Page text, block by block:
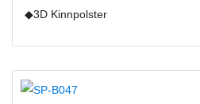
◆3D Kinnpolster